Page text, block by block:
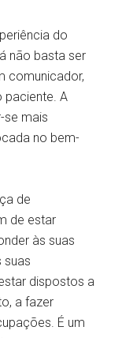
do
não basta ser
comunicador,
A
se mais
no bem-
de
de estar
às suas
suas
dispostos a
a fazer
É um